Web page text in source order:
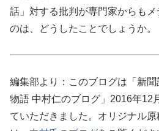
話」対する批判が専門家からも
のは、どうしたことでしょうか。
編集部より：このブログは「新
物語 中村仁のブログ」2016年12
ていただきました。オリジナル